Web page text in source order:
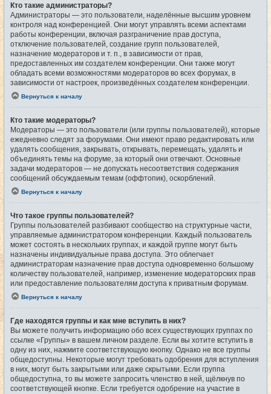
Кто такие администраторы?
Администраторы — это пользователи, наделённые высшим уровнем
контроля над конференцией. Они могут управлять всеми аспектами
работы конференции, включая разграничение прав доступа,
отключение пользователей, создание групп пользователей,
назначение модераторов и т. п., в зависимости от прав,
предоставленных им создателем конференции. Они также могут
обладать всеми возможностями модераторов во всех форумах, в
зависимости от настроек, произведённых создателем конференции.
Вернуться к началу
Кто такие модераторы?
Модераторы — это пользователи (или группы пользователей), которые
ежедневно следят за форумами. Они имеют право редактировать или
удалять сообщения, закрывать, открывать, перемещать, удалять и
объединять темы на форуме, за который они отвечают. Основные
задачи модераторов — не допускать несоответствия содержания
сообщений обсуждаемым темам (оффтопик), оскорблений.
Вернуться к началу
Что такое группы пользователей?
Группы пользователей разбивают сообщество на структурные части,
управляемые администратором конференции. Каждый пользователь
может состоять в нескольких группах, и каждой группе могут быть
назначены индивидуальные права доступа. Это облегчает
администраторам назначение прав доступа одновременно большому
количеству пользователей, например, изменение модераторских прав
или предоставление пользователям доступа к приватным форумам.
Вернуться к началу
Где находятся группы и как мне вступить в них?
Вы можете получить информацию обо всех существующих группах по
ссылке «Группы» в вашем личном разделе. Если вы хотите вступить в
одну из них, нажмите соответствующую кнопку. Однако не все группы
общедоступны. Некоторые могут требовать одобрения для вступления
в них, могут быть закрытыми или даже скрытыми. Если группа
общедоступна, то вы можете запросить членство в ней, щёлкнув по
соответствующей кнопке. Если требуется одобрение на участие в